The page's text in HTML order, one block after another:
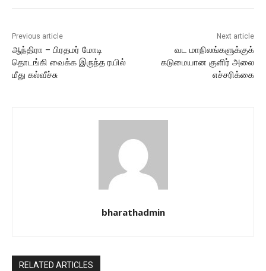
Previous article
ஆந்திரா – பிரதமர் மோடி
தொடங்கி வைக்க இருந்த ரயில்
மீது கல்வீச்சு
Next article
வட மாநிலங்களுக்குக்
கடுமையான குளிர் அலை
எச்சரிக்கை
bharathadmin
RELATED ARTICLES